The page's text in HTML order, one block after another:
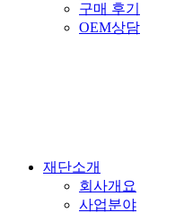
구매 후기
OEM상담
재단소개
회사개요
사업분야